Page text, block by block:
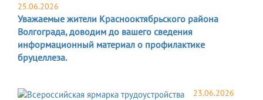
25.06.2026
Уважаемые жители Краснооктябрьского района
Волгограда, доводим до вашего сведения
информационный материал о профилактике
бруцеллеза.
23.06.2026